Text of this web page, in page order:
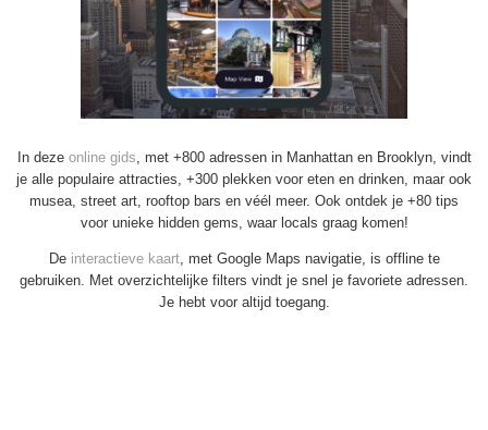
In deze online gids, met +800 adressen in Manhattan en Brooklyn, vindt
je alle populaire attracties, +300 plekken voor eten en drinken, maar ook
musea, street art, rooftop bars en véél meer. Ook ontdek je +80 tips
voor unieke hidden gems, waar locals graag komen!
De interactieve kaart, met Google Maps navigatie, is offline te
gebruiken. Met overzichtelijke filters vindt je snel je favoriete adressen.
Je hebt voor altijd toegang.